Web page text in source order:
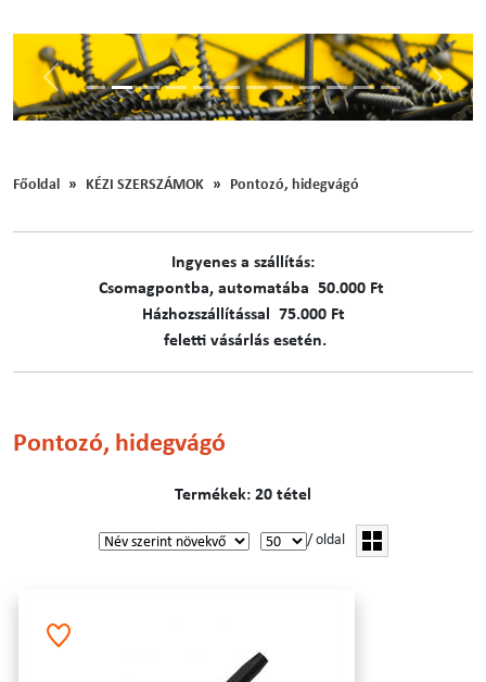
Előző
Főoldal KÉZI SZERSZÁMOK Pontozó, hidegvágó
Ingyenes a szállítás:
C​​​somagpontba, automatába 50.000 Ft
Házhozszállítással 75.000 Ft
feletti vásárlás esetén.
Pontozó, hidegvágó
Termékek: 20 tétel
/ oldal